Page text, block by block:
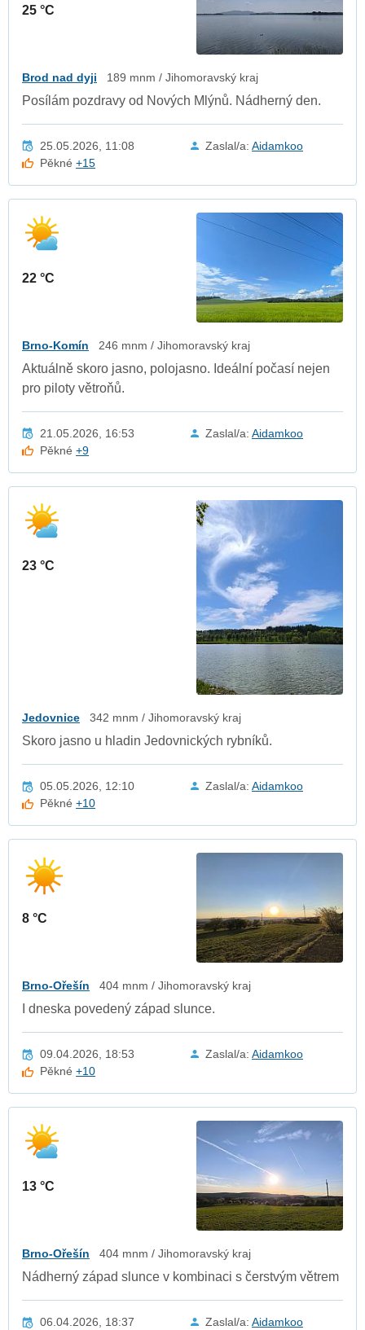
25 °C
Brod nad dyji 189 mnm / Jihomoravský kraj
Posílám pozdravy od Nových Mlýnů. Nádherný den.
25.05.2026, 11:08 Zaslal/a: Aidamkoo
Pěkné+15
22 °C
Brno-Komín 246 mnm / Jihomoravský kraj
Aktuálně skoro jasno, polojasno. Ideální počasí nejen
pro piloty větroňů.
21.05.2026, 16:53 Zaslal/a: Aidamkoo
Pěkné+9
23 °C
Jedovnice 342 mnm / Jihomoravský kraj
Skoro jasno u hladin Jedovnických rybníků.
05.05.2026, 12:10 Zaslal/a: Aidamkoo
Pěkné+10
8 °C
Brno-Ořešín 404 mnm / Jihomoravský kraj
I dneska povedený západ slunce.
09.04.2026, 18:53 Zaslal/a: Aidamkoo
Pěkné+10
13 °C
Brno-Ořešín 404 mnm / Jihomoravský kraj
Nádherný západ slunce v kombinaci s čerstvým větrem
06.04.2026, 18:37 Zaslal/a: Aidamkoo